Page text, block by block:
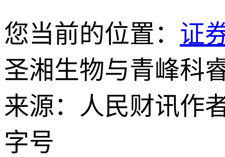
您当前的位置： 证
圣湘生物与青峰科
来源：人民财讯作
字号